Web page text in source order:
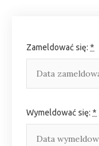
Zameldować się: *
Wymeldować się: *